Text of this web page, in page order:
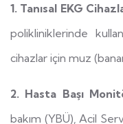
1. Tanısal EKG
polikliniklerinde
cihazlar için muz
2. Hasta Başı
bakım (YBÜ), Acil